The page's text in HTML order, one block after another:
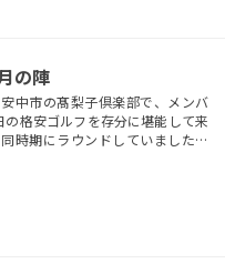
の陣
中市の髙梨子倶楽部で、メンバ
の格安ゴルフを存分に堪能して来
時期にラウンドしていましたの
で愉快な時間を共有しました。
月新たに入会したメンバーの歓迎
せコンペを 佐久リゾートゴルフ倶